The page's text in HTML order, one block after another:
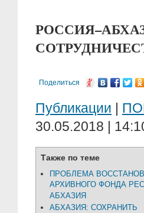
Поделиться
Публикации |
30.05.2018 |
Также по теме
ПРОБЛЕМА
АРХИВНОГО ФОНДА
АБХАЗИЯ
АБХАЗИЯ: СОХРАНИТЬ